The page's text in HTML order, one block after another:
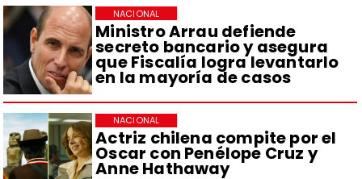
Ministro Arrau defiende
secreto bancario y asegura
que Fiscalía logra levantarlo
en la mayoría de casos
NACIONAL
Actriz chilena compite por el
Oscar con Penélope Cruz y
Anne Hathaway
NACIONAL